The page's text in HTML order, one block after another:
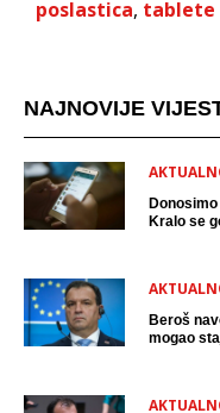
poslastica, tablete
NAJNOVIJE
Kralo se
Beroš
mogao